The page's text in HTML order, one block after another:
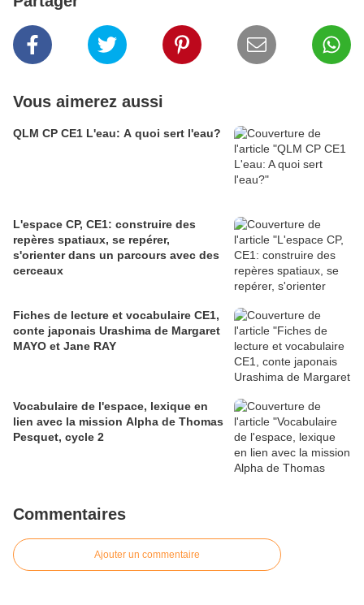
Vous aimerez aussi
QLM CP CE1 L'eau: A quoi sert l'eau?
L'espace CP, CE1: construire des
repères spatiaux, se repérer,
s'orienter dans un parcours avec des
cerceaux
Fiches de lecture et vocabulaire CE1,
conte japonais Urashima de Margaret
MAYO et Jane RAY
Vocabulaire de l'espace, lexique en
lien avec la mission Alpha de Thomas
Pesquet, cycle 2
Commentaires
Ajouter un commentaire